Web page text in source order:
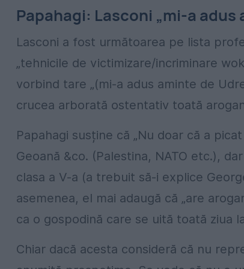
Papahagi: Lasconi „mi-a adus
Lasconi a fost următoarea pe lista
„tehnicile de victimizare/incriminare
vorbind tare „(mi-a adus aminte de
crucea arborată ostentativ toată
Papahagi susține că „Nu doar că a
Geoană &co. (Palestina, NATO etc.),
clasa a V-a (a trebuit să-i explice
asemenea, el mai adaugă că „are
ca o gospodină care se uită toată ziua la
Chiar dacă acesta consideră că nu